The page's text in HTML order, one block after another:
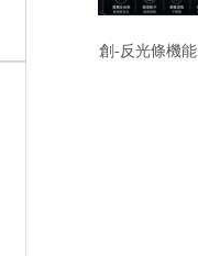
創-反光條機